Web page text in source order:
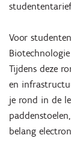
Voor
Tijdens deze
en
je rond in de
belang